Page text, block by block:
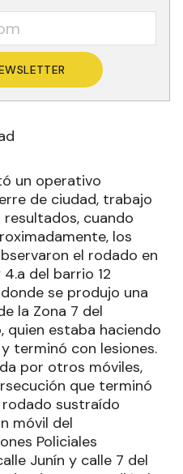
un operativo
de ciudad, trabajo
cuando
los
el rodado en
del barrio 12
se produjo una
la Zona 7 del
quien estaba haciendo
terminó con lesiones.
por otros móviles,
que terminó
sustraído
móvil del
Policiales
Junín y calle 7 del